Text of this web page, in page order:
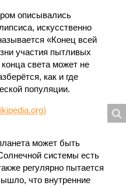
описывались
искусственно
«Конец всей
участия пытливых
света может не
как и где
популяции.
может быть
системы есть
регулярно пытается
что внутренние